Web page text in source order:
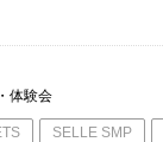
体験会
SELLE SMP